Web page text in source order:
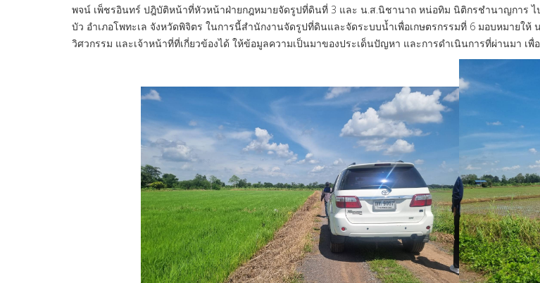
พจน์ เพ็ชรอินทร์ ปฎิบัติหน้าที่หัวหน้าฝ่ายกฎหมายจัดรูปที่ดินที่ 3 และ น.ส.นิชานาถ หน่อทิม นิติกรชำนาญการ
บัว อำเภอโพทะเล จังหวัดพิจิตร ในการนี้สำนักงานจัดรูปที่ดินและจัดระบบน้ำเพื่อเกษตรกรรมที่ 6 มอบหมาย
วิศวกรรม และเจ้าหน้าที่ที่เกี่ยวข้องได้ ให้ข้อมูลความเป็นมาของประเด็นปัญหา และการดำเนินการที่ผ่านมา เ